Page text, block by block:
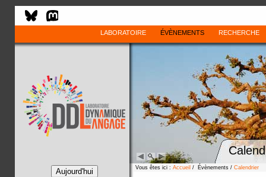
LABORATOIRE ÉVÈNEMENTS RECHERCHE
Vous êtes ici : Accueil / Évènements / Calendrier